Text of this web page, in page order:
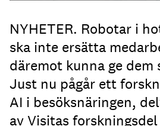
NYHETER. Robotar i
ska inte ersätta
däremot kunna ge dem
Just nu pågår ett
AI i besöksnäringen,
av Visitas forskningsdel